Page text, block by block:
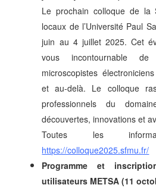
Le prochain colloque de
locaux de l’Université Paul
juin au 4 juillet 2025. Cet
vous incontournable
microscopistes
et au-delà. Le colloque
professionnels du
découvertes, innovations et
Toutes les
https://colloque2025.sfmu.fr/
Programme et
utilisateurs METSA (11